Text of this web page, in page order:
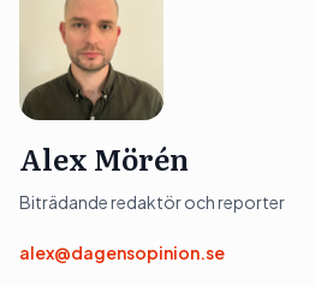
Alex Mörén
Biträdande redaktör och reporter
alex@dagensopinion.se